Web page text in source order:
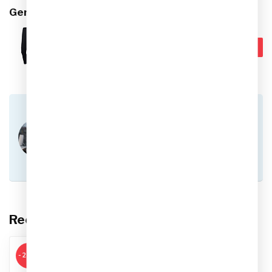
Gerelateerde producten
Recent bekeken
-20%